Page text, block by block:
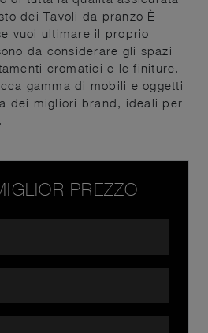
dei Tavoli da pranzo È
vuoi ultimare il proprio
da considerare gli spazi
cromatici e le finiture.
gamma di mobili e oggetti
dei migliori brand, ideali per
PREZZO